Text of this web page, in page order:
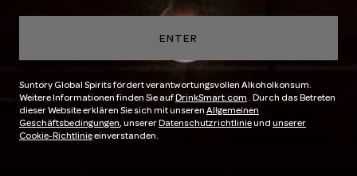
ENTER
Suntory Global Spirits fördert verantwortungsvollen Alkoholkonsum.
Weitere Informationen finden Sie aufDrinkSmart.com . Durch das Betreten
dieser Website erklären Sie sich mit unseren Allgemeinen
Geschäftsbedingungen, unsererDatenschutzrichtlinieund unserer
Cookie-Richtlinieeinverstanden.